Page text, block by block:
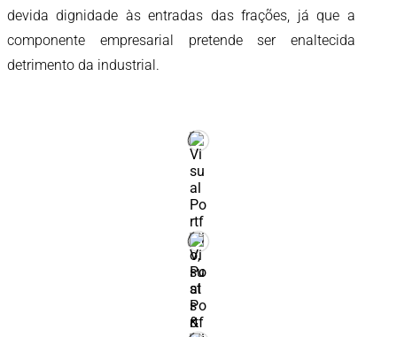
devida dignidade às entradas das frações, já que aqui a
componente empresarial pretende ser enaltecida em
detrimento da industrial.